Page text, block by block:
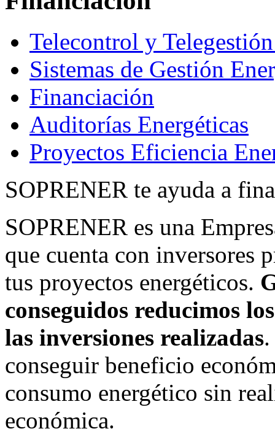
Telecontrol y
Sistemas de Gestión
Financiación
Auditorías Energéticas
Proyectos Eficiencia
SOPRENER te ayuda a
SOPRENER es una
que cuenta con inversores
tus proyectos energéticos.
conseguidos reducimos
las inversiones realizadas
conseguir beneficio
consumo energético sin
económica.